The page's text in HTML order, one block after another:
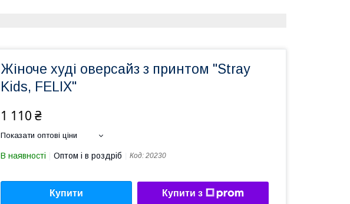
Жіноче худі оверсайз з принтом "Stray
Kids, FELIX"
1 110 ₴
Показати оптові ціни
В наявності Оптом і в роздріб Код: 20230
Купити Купити з